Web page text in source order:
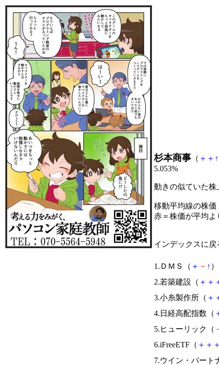
杉本商事 （ ＋ ＋ ↑
5.053%
動きの似ていた
移動平均線の株価
赤＝株価が平均
インデックスに戻
1.ＤＭＳ（ ＋ － ↑
2.若築建設（ ＋ ＋
3.小糸製作所（ ＋
4.日経高配指数（
5.ヒューリック（
6.iFreeETF（ ＋ ＋
7.ウイン・パート